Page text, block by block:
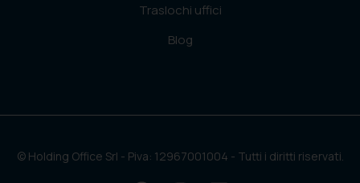
Traslochi uffici
Blog
© Holding Office Srl - Piva: 12967001004 - Tutti i diritti riservati.